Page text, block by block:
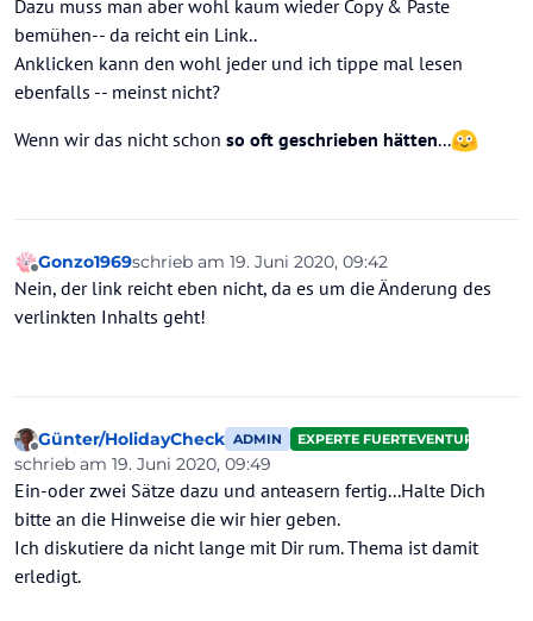
Dazu muss man aber wohl kaum wieder Copy & Paste
bemühen-- da reicht ein Link..
Anklicken kann den wohl jeder und ich tippe mal lesen
ebenfalls -- meinst nicht?
Wenn wir das nicht schon so oft geschrieben hätten...
Offline
Gonzo1969schrieb am 19. Juni 2020, 09:42
zuletzt editiert von
Nein, der link reicht eben nicht, da es um die Änderung des
verlinkten Inhalts geht!
Offline
Günter/HolidayCheck ADMIN EXPERTE FUERTEVENTURA
schrieb am 19. Juni 2020, 09:49
zuletzt editiert von
Ein-oder zwei Sätze dazu und anteasern fertig...Halte Dich
bitte an die Hinweise die wir hier geben.
Ich diskutiere da nicht lange mit Dir rum. Thema ist damit
erledigt.